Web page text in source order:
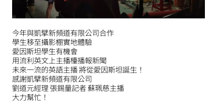
今年與凱擘新頻道有限公司合作
學生移至攝影棚實地體驗
愛因斯坦學生有機會
用流利英文上主播檯播報新聞
未來一流的英語主播 將從愛因斯坦誕生！
感謝凱擘新頻道有限公司
劉道元經理 張錫量記者 蘇珮慈主播
大力幫忙！